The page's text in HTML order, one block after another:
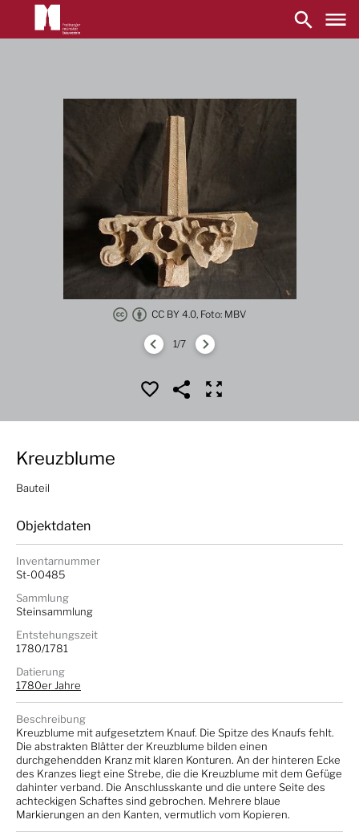
navigation
CC BY 4.0, Foto: MBV
1/7
Kreuzblume
Bauteil
Objektdaten
Inventarnummer
St-00485
Sammlung
Steinsammlung
Entstehungszeit
1780/1781
Datierung
1780er Jahre
Beschreibung
Kreuzblume mit aufgesetztem Knauf. Die Spitze des Knaufs fehlt.
Die abstrakten Blätter der Kreuzblume bilden einen
durchgehendden Kranz mit klaren Konturen. An der hinteren Ecke
des Kranzes liegt eine Strebe, die die Kreuzblume mit dem Gefüge
dahinter verband. Die Anschlusskante und die untere Seite des
achteckigen Schaftes sind gebrochen. Mehrere blaue
Markierungen an den Kanten, vermutlich vom Kopieren.